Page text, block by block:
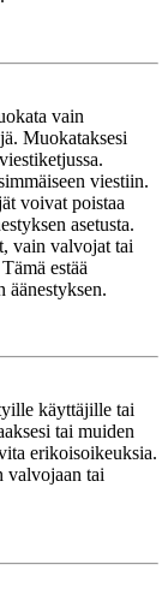
vain
Muokataksesi
viestiin.
voivat poistaa
asetusta.
vain valvojat tai
estää
äänestyksen.
käyttäjille tai
tai muiden
erikoisoikeuksia.
valvojaan tai